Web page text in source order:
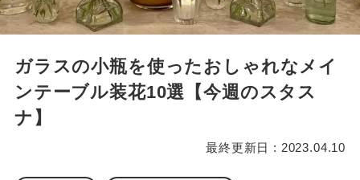
ガラスの小瓶を使ったおしゃれなメイ
ンテーブル装花10選【今週のスタス
ナ】
最終更新日 : 2023.04.10